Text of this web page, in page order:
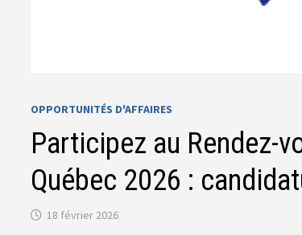
OPPORTUNITÉS D'AFFAIRES
Participez au Rendez-
Québec 2026 :
18 février 2026